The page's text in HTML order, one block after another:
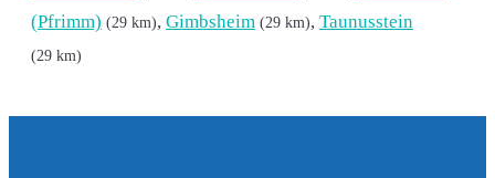
(Pfrimm) (29 km), Gimbsheim (29 km), Taunusstein
(29 km)